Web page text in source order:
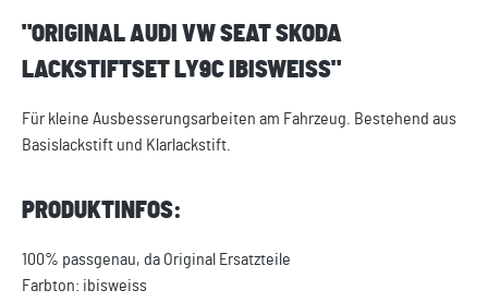
"ORIGINAL AUDI VW SEAT SKODA
LACKSTIFTSET LY9C IBISWEISS"
Für kleine Ausbesserungsarbeiten am Fahrzeug. Bestehend aus
Basislackstift und Klarlackstift.
PRODUKTINFOS:
100% passgenau, da Original Ersatzteile
Farbton: ibisweiss